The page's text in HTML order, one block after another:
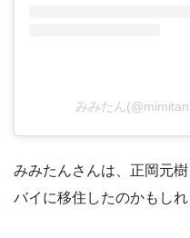
みみたん
みみたんさんは、正岡元
バイに移住したのかもしれ